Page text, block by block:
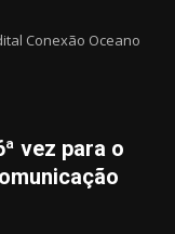
Conexão Oceano
vez para o